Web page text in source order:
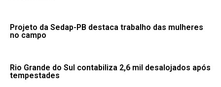
Projeto da Sedap-PB destaca trabalho das mulheres
no campo
Rio Grande do Sul contabiliza 2,6 mil desalojados após
tempestades